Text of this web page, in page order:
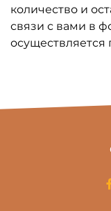
количество и
связи с вами в